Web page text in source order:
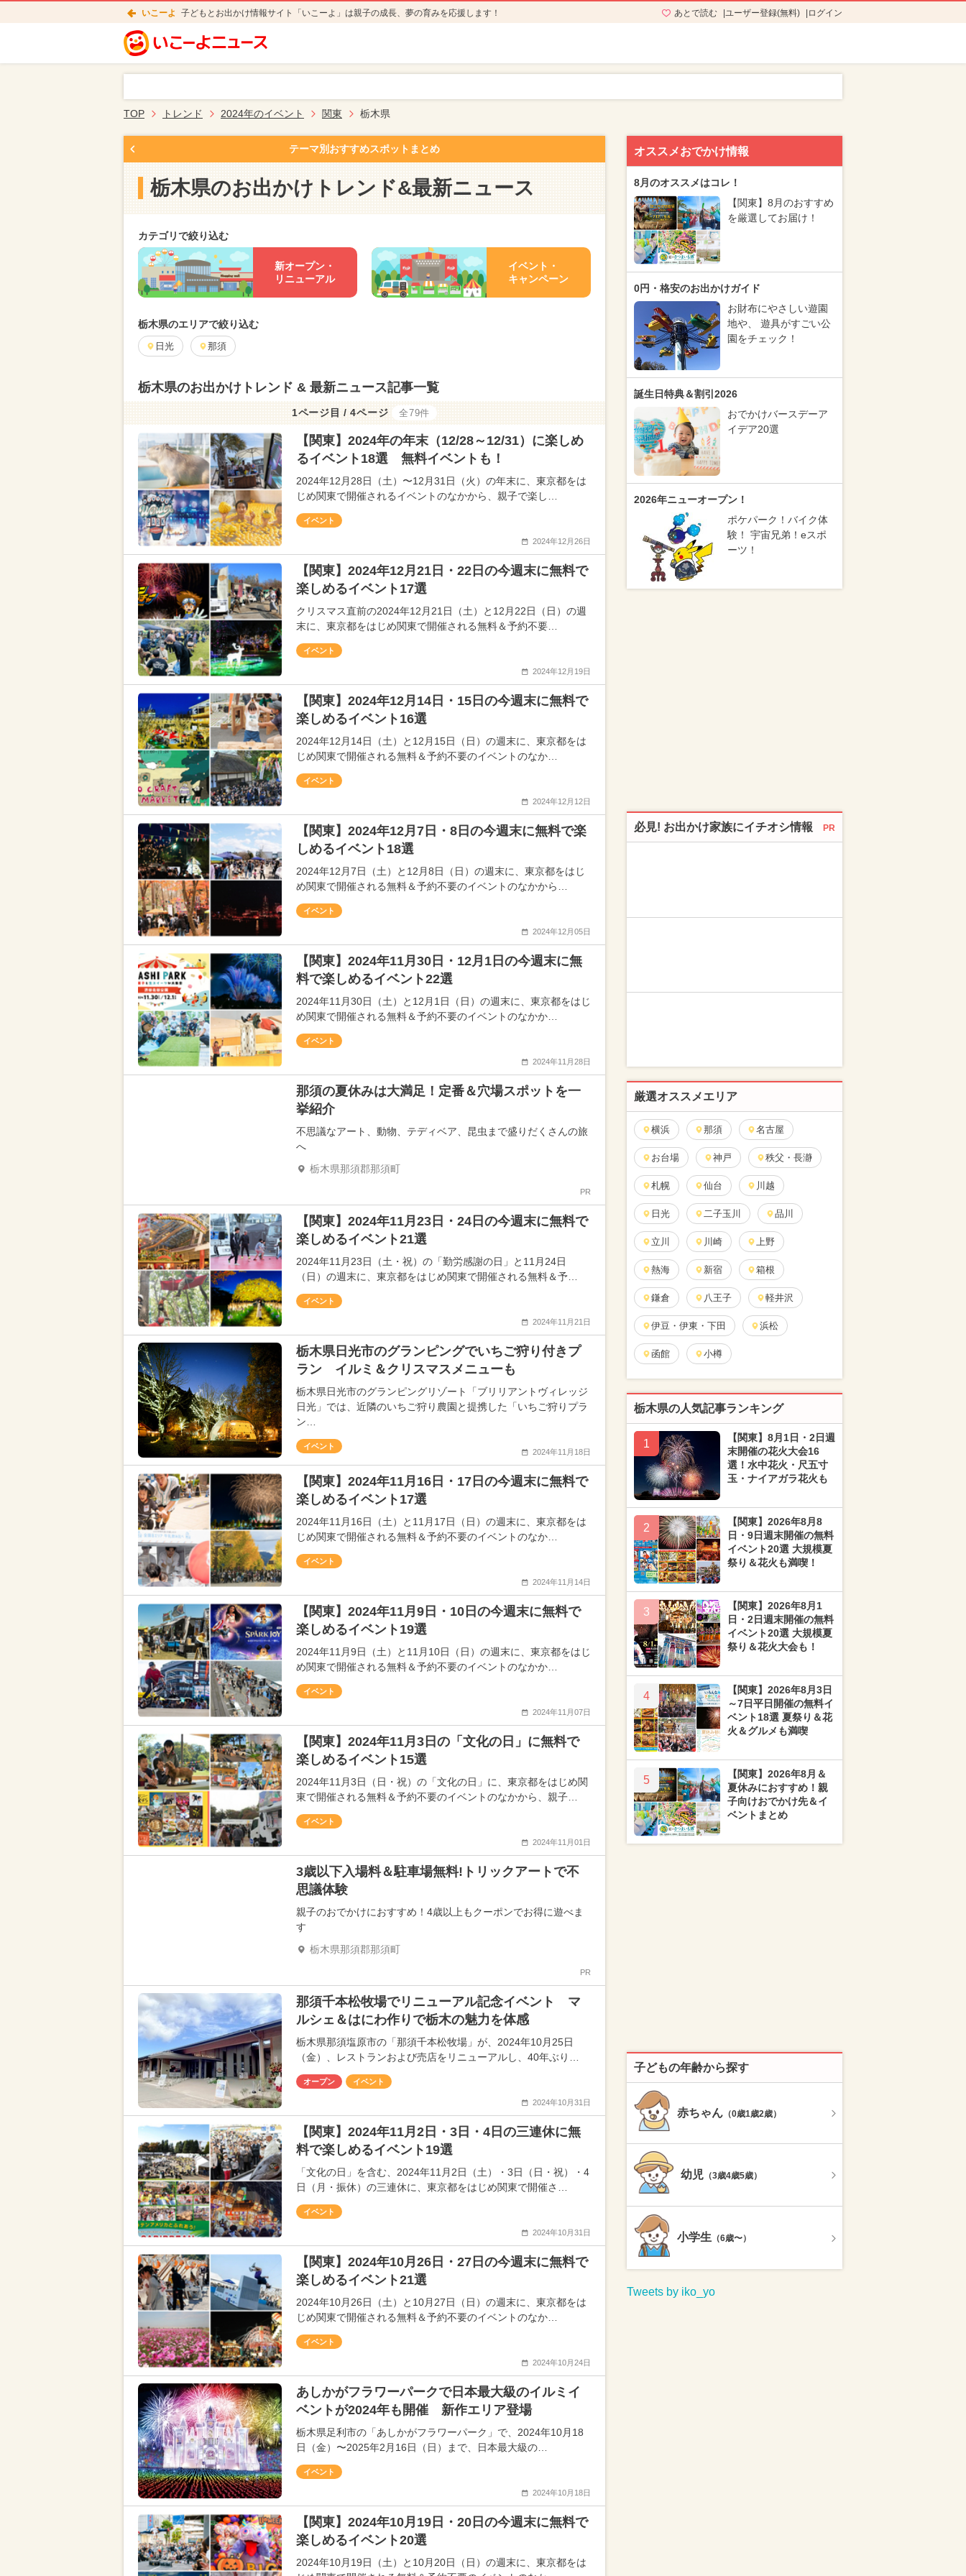
いこーよ 子どもとお出かけ情報サイト「いこーよ」は親子の成長、夢の育みを応援します！ あとで読む ユーザー登録(無料) ログイン
TOP トレンド 2024年のイベント 関東 栃木県
テーマ別おすすめスポットまとめ
栃木県のお出かけトレンド&最新ニュース
カテゴリで絞り込む
新オープン・
リニューアル
イベント・
キャンペーン
栃木県のエリアで絞り込む
日光 那須
栃木県のお出かけトレンド & 最新ニュース記事一覧
1ページ目 / 4ページ 全79件
【関東】2024年の年末（12/28～12/31）に楽しめ
るイベント18選 無料イベントも！
2024年12月28日（土）〜12月31日（火）の年末に、東京都をは
じめ関東で開催されるイベントのなかから、親子で楽し…
イベント
2024年12月26日
【関東】2024年12月21日・22日の今週末に無料で
楽しめるイベント17選
クリスマス直前の2024年12月21日（土）と12月22日（日）の週
末に、東京都をはじめ関東で開催される無料＆予約不要…
イベント
2024年12月19日
【関東】2024年12月14日・15日の今週末に無料で
楽しめるイベント16選
2024年12月14日（土）と12月15日（日）の週末に、東京都をは
じめ関東で開催される無料＆予約不要のイベントのなか…
イベント
2024年12月12日
【関東】2024年12月7日・8日の今週末に無料で楽
しめるイベント18選
2024年12月7日（土）と12月8日（日）の週末に、東京都をはじ
め関東で開催される無料＆予約不要のイベントのなかから…
イベント
2024年12月05日
【関東】2024年11月30日・12月1日の今週末に無
料で楽しめるイベント22選
2024年11月30日（土）と12月1日（日）の週末に、東京都をはじ
め関東で開催される無料＆予約不要のイベントのなかか…
イベント
2024年11月28日
那須の夏休みは大満足！定番＆穴場スポットを一
挙紹介
不思議なアート、動物、テディベア、昆虫まで盛りだくさんの旅
へ
栃木県那須郡那須町
PR
【関東】2024年11月23日・24日の今週末に無料で
楽しめるイベント21選
2024年11月23日（土・祝）の「勤労感謝の日」と11月24日
（日）の週末に、東京都をはじめ関東で開催される無料＆予…
イベント
2024年11月21日
栃木県日光市のグランピングでいちご狩り付きプ
ラン イルミ＆クリスマスメニューも
栃木県日光市のグランピングリゾート「ブリリアントヴィレッジ
日光」では、近隣のいちご狩り農園と提携した「いちご狩りプラ
ン…
イベント
2024年11月18日
【関東】2024年11月16日・17日の今週末に無料で
楽しめるイベント17選
2024年11月16日（土）と11月17日（日）の週末に、東京都をは
じめ関東で開催される無料＆予約不要のイベントのなか…
イベント
2024年11月14日
【関東】2024年11月9日・10日の今週末に無料で
楽しめるイベント19選
2024年11月9日（土）と11月10日（日）の週末に、東京都をはじ
め関東で開催される無料＆予約不要のイベントのなかか…
イベント
2024年11月07日
【関東】2024年11月3日の「文化の日」に無料で
楽しめるイベント15選
2024年11月3日（日・祝）の「文化の日」に、東京都をはじめ関
東で開催される無料＆予約不要のイベントのなかから、親子…
イベント
2024年11月01日
3歳以下入場料＆駐車場無料!トリックアートで不
思議体験
親子のおでかけにおすすめ！4歳以上もクーポンでお得に遊べま
す
栃木県那須郡那須町
PR
那須千本松牧場でリニューアル記念イベント マ
ルシェ＆はにわ作りで栃木の魅力を体感
栃木県那須塩原市の「那須千本松牧場」が、2024年10月25日
（金）、レストランおよび売店をリニューアルし、40年ぶり…
オープン イベント
2024年10月31日
【関東】2024年11月2日・3日・4日の三連休に無
料で楽しめるイベント19選
「文化の日」を含む、2024年11月2日（土）・3日（日・祝）・4
日（月・振休）の三連休に、東京都をはじめ関東で開催さ…
イベント
2024年10月31日
【関東】2024年10月26日・27日の今週末に無料で
楽しめるイベント21選
2024年10月26日（土）と10月27日（日）の週末に、東京都をは
じめ関東で開催される無料＆予約不要のイベントのなか…
イベント
2024年10月24日
あしかがフラワーパークで日本最大級のイルミイ
ベントが2024年も開催 新作エリア登場
栃木県足利市の「あしかがフラワーパーク」で、2024年10月18
日（金）〜2025年2月16日（日）まで、日本最大級の…
イベント
2024年10月18日
【関東】2024年10月19日・20日の今週末に無料で
楽しめるイベント20選
2024年10月19日（土）と10月20日（日）の週末に、東京都をは
オススメおでかけ情報
8月のオススメはコレ！
【関東】8月のおすすめ
を厳選してお届け！
0円・格安のお出かけガイド
お財布にやさしい遊園
地や、 遊具がすごい公
園をチェック！
誕生日特典＆割引2026
おでかけバースデーア
イデア20選
2026年ニューオープン！
ポケパーク！バイク体
験！ 宇宙兄弟！eスポ
ーツ！
必見! お出かけ家族にイチオシ情報 PR
厳選オススメエリア
横浜 那須 名古屋
お台場 神戸 秩父・長瀞
札幌 仙台 川越
日光 二子玉川 品川
立川 川崎 上野
熱海 新宿 箱根
鎌倉 八王子 軽井沢
伊豆・伊東・下田 浜松
函館 小樽
栃木県の人気記事ランキング
1
【関東】8月1日・2日週
末開催の花火大会16
選！水中花火・尺五寸
玉・ナイアガラ花火も
2
【関東】2026年8月8
日・9日週末開催の無料
イベント20選 大規模夏
祭り＆花火も満喫！
3
【関東】2026年8月1
日・2日週末開催の無料
イベント20選 大規模夏
祭り＆花火大会も！
4
【関東】2026年8月3日
～7日平日開催の無料イ
ベント18選 夏祭り＆花
火＆グルメも満喫
5
【関東】2026年8月＆
夏休みにおすすめ！親
子向けおでかけ先＆イ
ベントまとめ
子どもの年齢から探す
赤ちゃん （0歳1歳2歳）
幼児 （3歳4歳5歳）
小学生 （6歳〜）
Tweets by iko_yo